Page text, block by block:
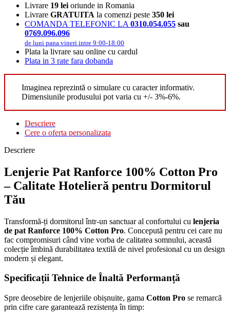
Livrare 19 lei oriunde in Romania
Livrare GRATUITA la comenzi peste 350 lei
COMANDA TELEFONIC LA 0310.054.055 sau
0769.096.096
de luni pana vineri intre 9:00-18:00
Plata la livrare sau online cu cardul
Plata in 3 rate fara dobanda
Imaginea reprezintă o simulare cu caracter informativ.
Dimensiunile produsului pot varia cu +/- 3%-6%.
Descriere
Cere o oferta personalizata
Descriere
Lenjerie Pat Ranforce 100% Cotton Pro
– Calitate Hotelieră pentru Dormitorul
Tău
Transformă-ți dormitorul într-un sanctuar al confortului cu lenjeria
de pat Ranforce 100% Cotton Pro. Concepută pentru cei care nu
fac compromisuri când vine vorba de calitatea somnului, această
colecție îmbină durabilitatea textilă de nivel profesional cu un design
modern și elegant.
Specificații Tehnice de Înaltă Performanță
Spre deosebire de lenjeriile obișnuite, gama Cotton Pro se remarcă
prin cifre care garantează rezistența în timp: